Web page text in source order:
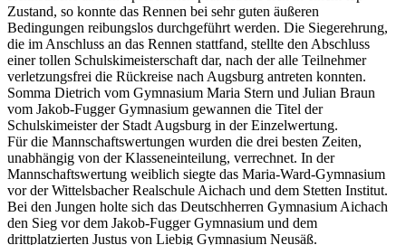
Zustand, so konnte das Rennen bei sehr guten äußeren
Bedingungen reibungslos durchgeführt werden. Die Siegerehrung,
die im Anschluss an das Rennen stattfand, stellte den Abschluss
einer tollen Schulskimeisterschaft dar, nach der alle Teilnehmer
verletzungsfrei die Rückreise nach Augsburg antreten konnten.
Somma Dietrich vom Gymnasium Maria Stern und Julian Braun
vom Jakob-Fugger Gymnasium gewannen die Titel der
Schulskimeister der Stadt Augsburg in der Einzelwertung.
Für die Mannschaftswertungen wurden die drei besten Zeiten,
unabhängig von der Klasseneinteilung, verrechnet. In der
Mannschaftswertung weiblich siegte das Maria-Ward-Gymnasium
vor der Wittelsbacher Realschule Aichach und dem Stetten Institut.
Bei den Jungen holte sich das Deutschherren Gymnasium Aichach
den Sieg vor dem Jakob-Fugger Gymnasium und dem
drittplatzierten Justus von Liebig Gymnasium Neusäß.